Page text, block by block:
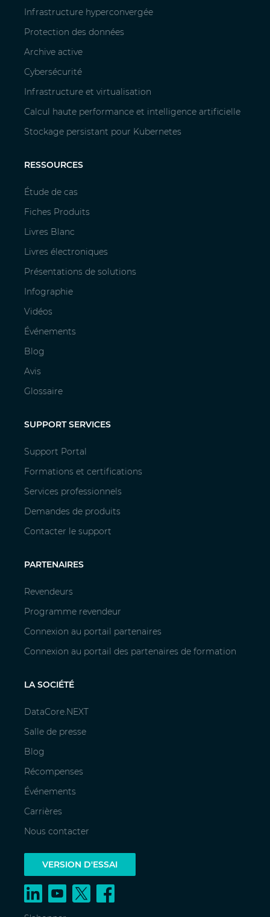
Infrastructure hyperconvergée
Protection des données
Archive active
Cybersécurité
Infrastructure et virtualisation
Calcul haute performance et intelligence artificielle
Stockage persistant pour Kubernetes
RESSOURCES
Étude de cas
Fiches Produits
Livres Blanc
Livres électroniques
Présentations de solutions
Infographie
Vidéos
Événements
Blog
Avis
Glossaire
SUPPORT SERVICES
Support Portal
Formations et certifications
Services professionnels
Demandes de produits
Contacter le support
PARTENAIRES
Revendeurs
Programme revendeur
Connexion au portail partenaires
Connexion au portail des partenaires de formation
LA SOCIÉTÉ
DataCore.NEXT
Salle de presse
Blog
Récompenses
Événements
Carrières
Nous contacter
VERSION D'ESSAI